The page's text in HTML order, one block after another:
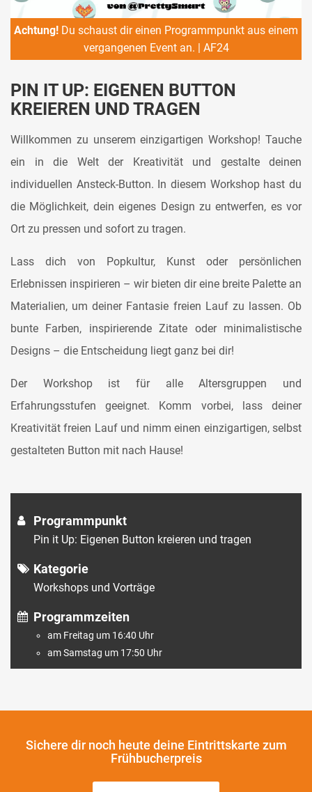
Achtung! Du schaust dir einen Programmpunkt aus einem
vergangenen Event an. | AF24
PIN IT UP: EIGENEN BUTTON
KREIEREN UND TRAGEN
Willkommen zu unserem einzigartigen Workshop! Tauche
ein in die Welt der Kreativität und gestalte deinen
individuellen Ansteck-Button. In diesem Workshop hast du
die Möglichkeit, dein eigenes Design zu entwerfen, es vor
Ort zu pressen und sofort zu tragen.
Lass dich von Popkultur, Kunst oder persönlichen
Erlebnissen inspirieren – wir bieten dir eine breite Palette an
Materialien, um deiner Fantasie freien Lauf zu lassen. Ob
bunte Farben, inspirierende Zitate oder minimalistische
Designs – die Entscheidung liegt ganz bei dir!
Der Workshop ist für alle Altersgruppen und
Erfahrungsstufen geeignet. Komm vorbei, lass deiner
Kreativität freien Lauf und nimm einen einzigartigen, selbst
gestalteten Button mit nach Hause!
Programmpunkt
Pin it Up: Eigenen Button kreieren und tragen
Kategorie
Workshops und Vorträge
Programmzeiten
am Freitag um 16:40 Uhr
am Samstag um 17:50 Uhr
Sichere dir noch heute deine Eintrittskarte zum
Frühbucherpreis